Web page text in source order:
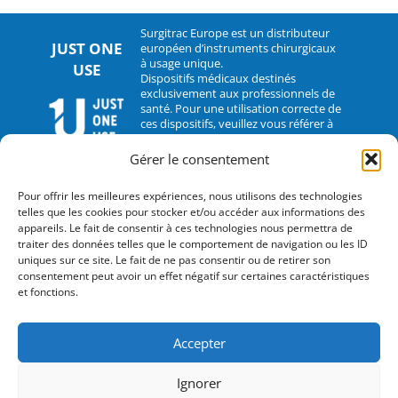
Gérer le consentement
Pour offrir les meilleures expériences, nous utilisons des technologies
telles que les cookies pour stocker et/ou accéder aux informations des
appareils. Le fait de consentir à ces technologies nous permettra de
traiter des données telles que le comportement de navigation ou les ID
uniques sur ce site. Le fait de ne pas consentir ou de retirer son
consentement peut avoir un effet négatif sur certaines caractéristiques
et fonctions.
Accepter
Ignorer
JUST ONE
USE
Surgitrac Europe est un distributeur
européen d’instruments chirurgicaux
à usage unique.
Dispositifs médicaux destinés
exclusivement aux professionnels de
santé. Pour une utilisation correcte de
ces dispositifs, veuillez vous référer à
leur notice d’utilisation.
CONTACT
2 rue Hélène Boucher – 35235 Thorigné-Fouillard
Tel : 33 (0)2.30.07.01.07
Fax : 33 (0)2.30.07.01.08